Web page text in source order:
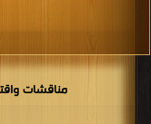
مناقشات